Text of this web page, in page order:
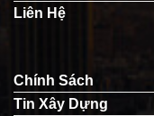
Liên Hệ
Chính Sách
Tin Xây Dựng